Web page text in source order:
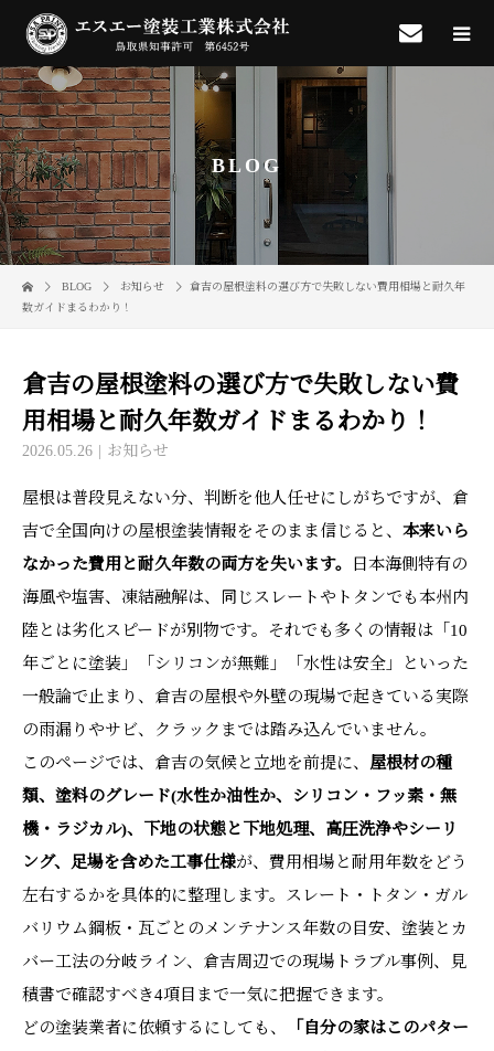
BLOG
BLOG お知らせ
倉吉の屋根塗料の選び方で失敗しない費用相場と耐久年
数ガイドまるわかり！
倉吉の屋根塗料の選び方で失敗しない費
用相場と耐久年数ガイドまるわかり！
2026.05.26 お知らせ
屋根は普段見えない分、判断を他人任せにしがちですが、倉
吉で全国向けの屋根塗装情報をそのまま信じると、 本来いら
なかった費用と耐久年数の両方を失います。
日本海側特有の
海風や塩害、凍結融解は、同じスレートやトタンでも本州内
陸とは劣化スピードが別物です。それでも多くの情報は「10
年ごとに塗装」「シリコンが無難」「水性は安全」といった
一般論で止まり、倉吉の屋根や外壁の現場で起きている実際
の雨漏りやサビ、クラックまでは踏み込んでいません。
このページでは、倉吉の気候と立地を前提に、 屋根材の種
類、塗料のグレード(水性か油性か、シリコン・フッ素・無
機・ラジカル)、下地の状態と下地処理、高圧洗浄やシーリ
ング、足場を含めた工事仕様が、費用相場と耐用年数をどう
左右するかを具体的に整理します。スレート・トタン・ガル
バリウム鋼板・瓦ごとのメンテナンス年数の目安、塗装とカ
バー工法の分岐ライン、倉吉周辺での現場トラブル事例、見
積書で確認すべき4項目まで一気に把握できます。
どの塗装業者に依頼するにしても、
「自分の家はこのパター